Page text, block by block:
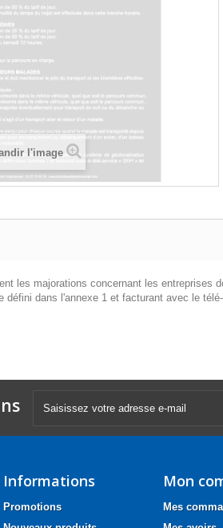
l'image
les majorations concernant les
défini dans l'annexe 1 et facturant avec le
Informations
Promotions
Mon
Mes